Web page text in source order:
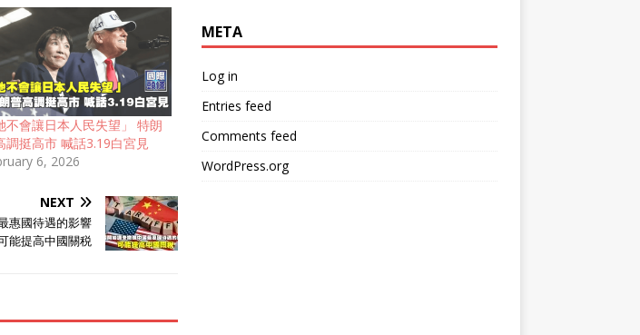
不會讓日本人民失望」 特朗
調挺高市 喊話3.19白宮見
6, 2026
NEXT
惠國待遇的影響
能提高中國關税
META
Log in
Entries feed
Comments feed
WordPress.org